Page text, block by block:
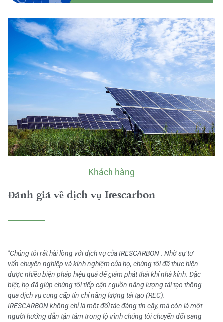
Khách hàng
Đánh giá về dịch vụ Irescarbon
"Chúng tôi rất hài lòng với dịch vụ của IRESCARBON . Nhờ sự tư
vấn chuyên nghiệp và kinh nghiệm của họ, chúng tôi đã thực hiện
được nhiều biện pháp hiệu quả để giảm phát thải khí nhà kính. Đặc
biệt, họ đã giúp chúng tôi tiếp cận nguồn năng lượng tái tạo thông
qua dịch vụ cung cấp tín chỉ năng lượng tái tạo (REC).
IRESCARBON không chỉ là một đối tác đáng tin cậy, mà còn là một
người hướng dẫn tận tâm trong lộ trình chúng tôi chuyển đổi sang